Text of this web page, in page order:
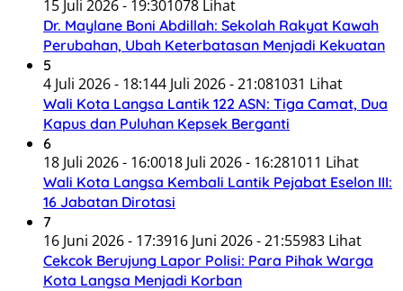
15 Juli 2026 - 19:301078 Lihat
Dr. Maylane Boni Abdillah: Sekolah Rakyat Kawah
Perubahan, Ubah Keterbatasan Menjadi Kekuatan
5
4 Juli 2026 - 18:144 Juli 2026 - 21:081031 Lihat
Wali Kota Langsa Lantik 122 ASN: Tiga Camat, Dua
Kapus dan Puluhan Kepsek Berganti
6
18 Juli 2026 - 16:0018 Juli 2026 - 16:281011 Lihat
Wali Kota Langsa Kembali Lantik Pejabat Eselon III:
16 Jabatan Dirotasi
7
16 Juni 2026 - 17:3916 Juni 2026 - 21:55983 Lihat
Cekcok Berujung Lapor Polisi: Para Pihak Warga
Kota Langsa Menjadi Korban